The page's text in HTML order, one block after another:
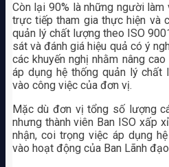
Còn lại 90% là những người
trực tiếp tham gia thực hiện và
quản lý chất lượng theo ISO
sát và đánh giá hiệu quả có ý
các khuyến nghị nhằm nâng
áp dụng hệ thống quản lý chất
vào công việc của đơn vị.
Mặc dù đơn vị tổng số lượng
nhưng thành viên Ban ISO xấp
nhận, coi trọng việc áp dụng
vào hoạt động của Ban Lãnh